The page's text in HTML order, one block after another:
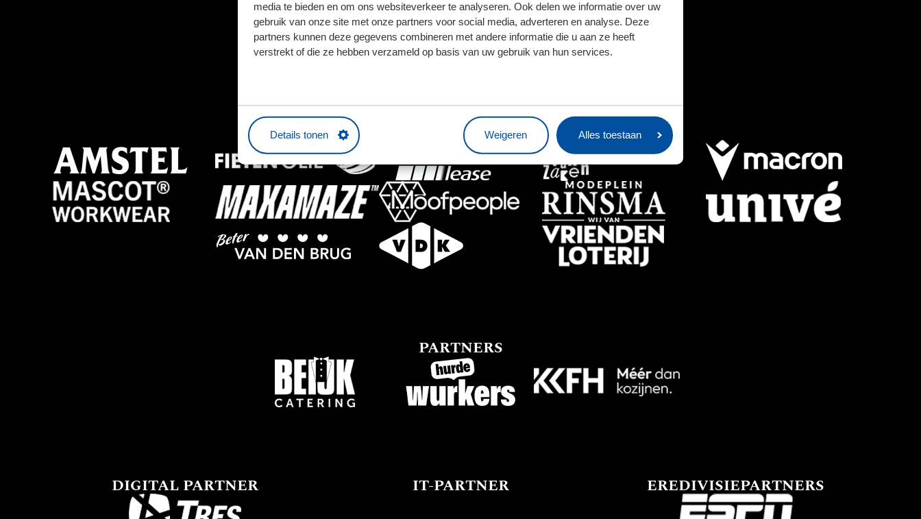
media te bieden en om ons websiteverkeer te analyseren. Ook delen we informatie over uw
gebruik van onze site met onze partners voor social media, adverteren en analyse. Deze
partners kunnen deze gegevens combineren met andere informatie die u aan ze heeft
verstrekt of die ze hebben verzameld op basis van uw gebruik van hun services.
Details tonen Weigeren Alles toestaan
BUSINESSPARTNERS
PARTNERS
DIGITAL PARTNER IT-PARTNER EREDIVISIEPARTNERS